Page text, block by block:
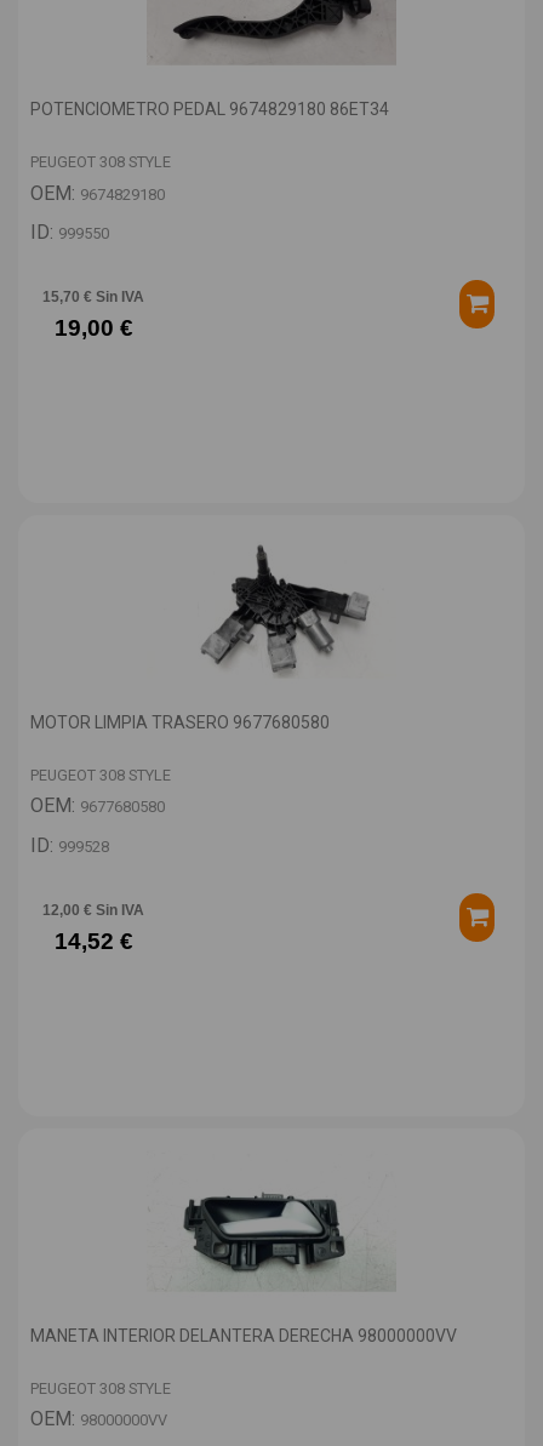
POTENCIOMETRO PEDAL 9674829180 86ET34
PEUGEOT 308 STYLE
OEM: 9674829180
ID: 999550
15,70 € Sin IVA
19,00 €
MOTOR LIMPIA TRASERO 9677680580
PEUGEOT 308 STYLE
OEM: 9677680580
ID: 999528
12,00 € Sin IVA
14,52 €
MANETA INTERIOR DELANTERA DERECHA 98000000VV
PEUGEOT 308 STYLE
OEM: 98000000VV